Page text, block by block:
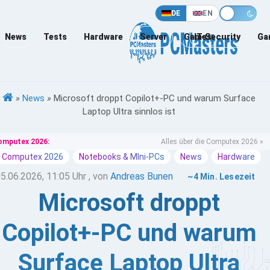
DE EN
News Tests Hardware Server Games
IT-Security
» News » Microsoft droppt Copilot+-PC und warum Surface
Laptop Ultra sinnlos ist
2026: Alles über die Computex 2026 »
Computex 2026 Notebooks & MIni-PCs News Hardware
11:05 Uhr , vonAndreas Bunen ~4 Min. Lesezeit
Microsoft droppt
Copilot+-PC und warum
Surface Laptop Ultra